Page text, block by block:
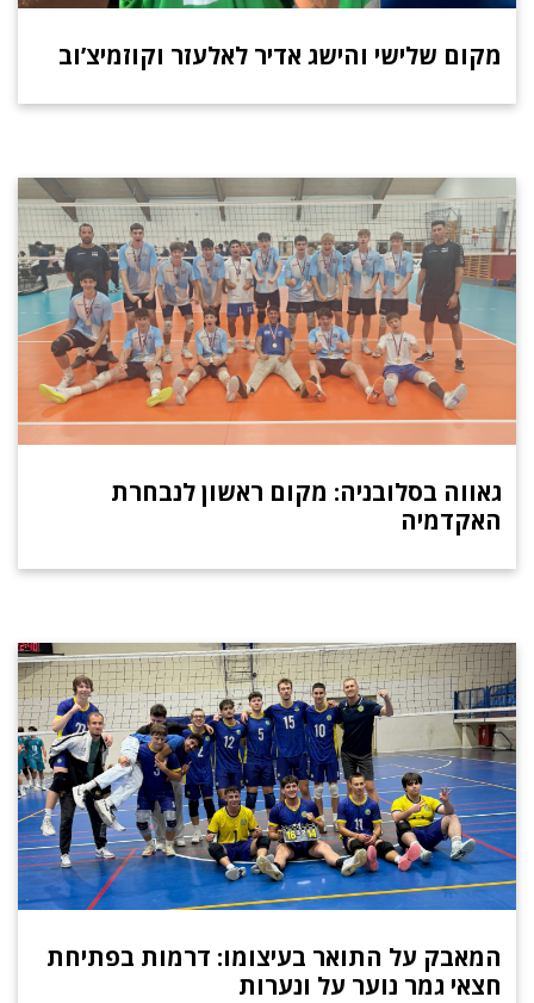
מקום שלישי והישג אדיר לאלעזר וקוזמיצ’וב
גאווה בסלובניה: מקום ראשון לנבחרת
האקדמיה
המאבק על התואר בעיצומו: דרמות בפתיחת
חצאי גמר נוער על ונערות